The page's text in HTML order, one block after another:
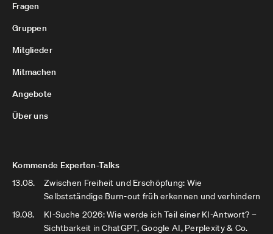
Fragen
Gruppen
Mitglieder
Mitmachen
Angebote
Über uns
Kommende Experten-Talks
13.08.
Zwischen Freiheit und Erschöpfung: Wie
Selbstständige Burn-out früh erkennen und verhindern
19.08.
KI-Suche 2026: Wie werde ich Teil einer KI-Antwort? –
Sichtbarkeit in ChatGPT, Google AI, Perplexity & Co.